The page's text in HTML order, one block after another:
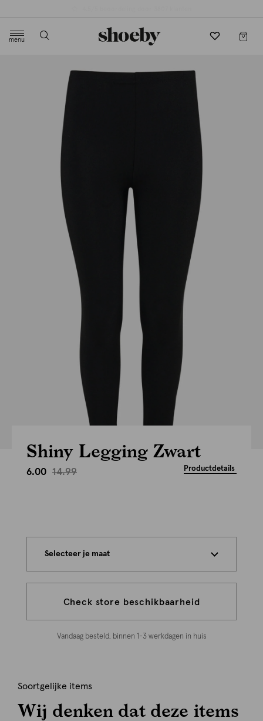
menu
Shiny Legging Zwart
6.00 14.99 Productdetails
Selecteer je maat
Check store beschikbaarheid
Vandaag besteld, binnen 1-3 werkdagen in huis
Soortgelijke items
Wij denken dat deze items